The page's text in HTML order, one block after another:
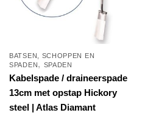
BATSEN, SCHOPPEN EN
SPADEN, SPADEN
Kabelspade / draineerspade
13cm met opstap Hickory
steel | Atlas Diamant